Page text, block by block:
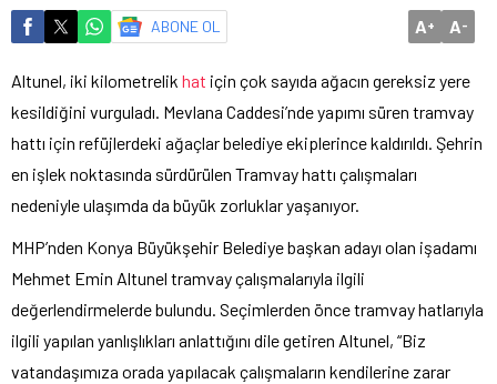
ABONE OL A+ A-
Altunel, iki kilometrelik hat için çok sayıda ağacın gereksiz yere
kesildiğini vurguladı. Mevlana Caddesi’nde yapımı süren tramvay
hattı için refüjlerdeki ağaçlar belediye ekiplerince kaldırıldı. Şehrin
en işlek noktasında sürdürülen Tramvay hattı çalışmaları
nedeniyle ulaşımda da büyük zorluklar yaşanıyor.
MHP’nden Konya Büyükşehir Belediye başkan adayı olan işadamı
Mehmet Emin Altunel tramvay çalışmalarıyla ilgili
değerlendirmelerde bulundu. Seçimlerden önce tramvay hatlarıyla
ilgili yapılan yanlışlıkları anlattığını dile getiren Altunel, “Biz
vatandaşımıza orada yapılacak çalışmaların kendilerine zarar